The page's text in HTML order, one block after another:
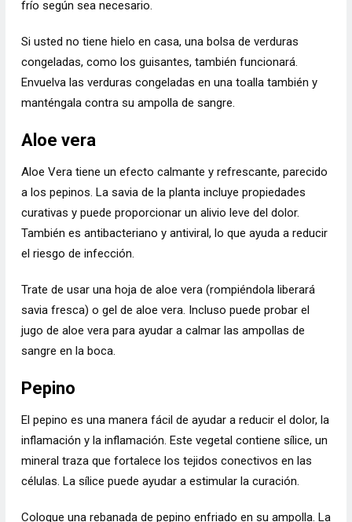
frío según sea necesario.
Si usted no tiene hielo en casa, una bolsa de verduras
congeladas, como los guisantes, también funcionará.
Envuelva las verduras congeladas en una toalla también y
manténgala contra su ampolla de sangre.
Aloe vera
Aloe Vera tiene un efecto calmante y refrescante, parecido
a los pepinos. La savia de la planta incluye propiedades
curativas y puede proporcionar un alivio leve del dolor.
También es antibacteriano y antiviral, lo que ayuda a reducir
el riesgo de infección.
Trate de usar una hoja de aloe vera (rompiéndola liberará
savia fresca) o gel de aloe vera. Incluso puede probar el
jugo de aloe vera para ayudar a calmar las ampollas de
sangre en la boca.
Pepino
El pepino es una manera fácil de ayudar a reducir el dolor, la
inflamación y la inflamación. Este vegetal contiene sílice, un
mineral traza que fortalece los tejidos conectivos en las
células. La sílice puede ayudar a estimular la curación.
Coloque una rebanada de pepino enfriado en su ampolla. La